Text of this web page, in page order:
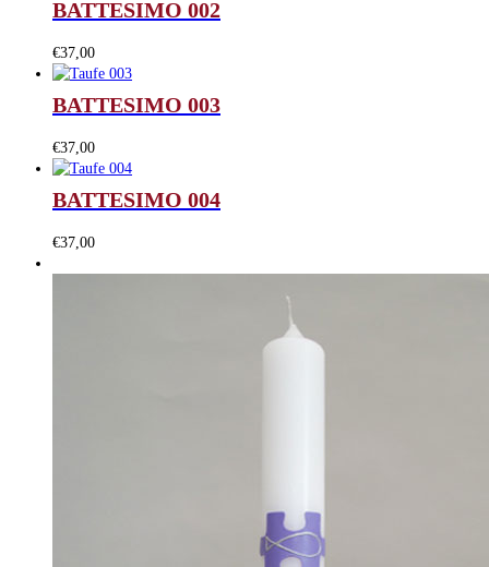
BATTESIMO 002
€37,00
BATTESIMO 003
€37,00
BATTESIMO 004
€37,00